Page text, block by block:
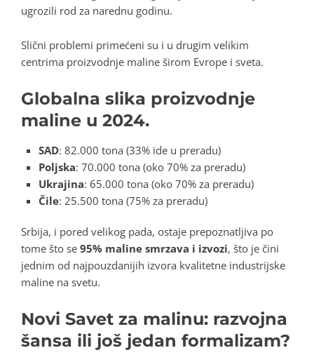
ugrozili rod za narednu godinu.
Slični problemi primećeni su i u drugim velikim
centrima proizvodnje maline širom Evrope i sveta.
Globalna slika proizvodnje
maline u 2024.
SAD: 82.000 tona (33% ide u preradu)
Poljska: 70.000 tona (oko 70% za preradu)
Ukrajina: 65.000 tona (oko 70% za preradu)
Čile: 25.500 tona (75% za preradu)
Srbija, i pored velikog pada, ostaje prepoznatljiva po
tome što se 95% maline smrzava i izvozi, što je čini
jednim od najpouzdanijih izvora kvalitetne industrijske
maline na svetu.
Novi Savet za malinu: razvojna
šansa ili još jedan formalizam?